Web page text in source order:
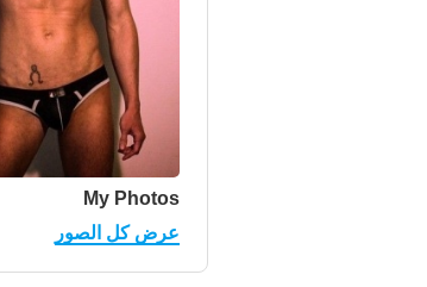
My Photos
عرض كل الصور